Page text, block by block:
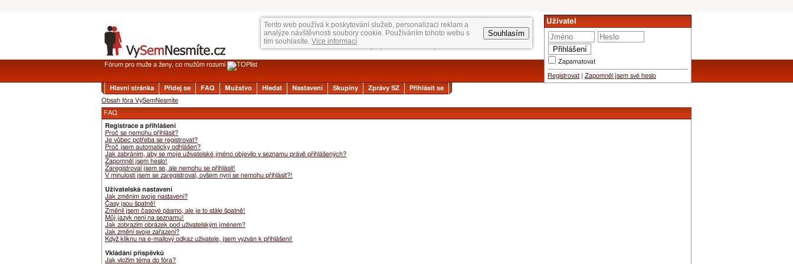
Tento web používá k poskytování služeb, personalizaci reklam a
analýze návštěvnosti soubory cookie. Používáním tohoto webu s
tím souhlasíte. Vice informací
Souhlasím
Uživatel
Zapamatovat
Registrovat Zapomněl jsem své heslo
Fórum pro muže a ženy, co mužům rozumí
Hlavní stránka Přidej se FAQ Mužstvo Hledat Nastavení Skupiny Zprávy SZ
Přihlásit se
Obsah fóra VySemNesmíte
FAQ
Registrace a přihlášení
Proč se nemohu přihlásit?
Je vůbec potřeba se registrovat?
Proč jsem automaticky odhlášen?
Jak zabráním, aby se moje uživatelské jméno objevilo v seznamu právě přihlášených?
Zapomněl jsem heslo!
Zaregistroval jsem se, ale nemohu se přihlásit!
V minulosti jsem se zaregistroval, ovšem nyní se nemohu přihlásit?!
Uživatelská nastavení
Jak změním svoje nastavení?
Časy jsou špatně!
Změnil jsem časové pásmo, ale je to stále špatně!
Můj jazyk není na seznamu!
Jak zobrazím obrázek pod uživatelským jménem?
Jak změní svoje zařazení?
Když kliknu na e-mailový odkaz uživatele, jsem vyzván k přihlášení!
Vkládání příspěvků
Jak vložím téma do fóra?